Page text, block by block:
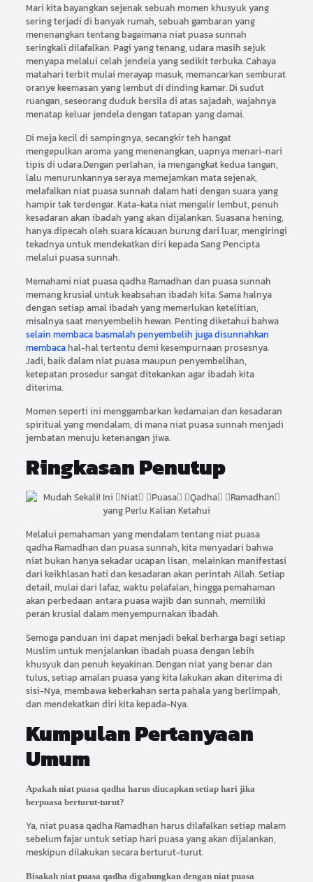
Mari kita bayangkan sejenak sebuah momen khusyuk yang
sering terjadi di banyak rumah, sebuah gambaran yang
menenangkan tentang bagaimana niat puasa sunnah
seringkali dilafalkan. Pagi yang tenang, udara masih sejuk
menyapa melalui celah jendela yang sedikit terbuka. Cahaya
matahari terbit mulai merayap masuk, memancarkan semburat
oranye keemasan yang lembut di dinding kamar. Di sudut
ruangan, seseorang duduk bersila di atas sajadah, wajahnya
menatap keluar jendela dengan tatapan yang damai.
Di meja kecil di sampingnya, secangkir teh hangat
mengepulkan aroma yang menenangkan, uapnya menari-nari
tipis di udara.Dengan perlahan, ia mengangkat kedua tangan,
lalu menurunkannya seraya memejamkan mata sejenak,
melafalkan niat puasa sunnah dalam hati dengan suara yang
hampir tak terdengar. Kata-kata niat mengalir lembut, penuh
kesadaran akan ibadah yang akan dijalankan. Suasana hening,
hanya dipecah oleh suara kicauan burung dari luar, mengiringi
tekadnya untuk mendekatkan diri kepada Sang Pencipta
melalui puasa sunnah.
Memahami niat puasa qadha Ramadhan dan puasa sunnah
memang krusial untuk keabsahan ibadah kita. Sama halnya
dengan setiap amal ibadah yang memerlukan ketelitian,
misalnya saat menyembelih hewan. Penting diketahui bahwa
selain membaca basmalah penyembelih juga disunnahkan
membacahal-hal tertentu demi kesempurnaan prosesnya.
Jadi, baik dalam niat puasa maupun penyembelihan,
ketepatan prosedur sangat ditekankan agar ibadah kita
diterima.
Momen seperti ini menggambarkan kedamaian dan kesadaran
spiritual yang mendalam, di mana niat puasa sunnah menjadi
jembatan menuju ketenangan jiwa.
Ringkasan Penutup
Melalui pemahaman yang mendalam tentang niat puasa
qadha Ramadhan dan puasa sunnah, kita menyadari bahwa
niat bukan hanya sekadar ucapan lisan, melainkan manifestasi
dari keikhlasan hati dan kesadaran akan perintah Allah. Setiap
detail, mulai dari lafaz, waktu pelafalan, hingga pemahaman
akan perbedaan antara puasa wajib dan sunnah, memiliki
peran krusial dalam menyempurnakan ibadah.
Semoga panduan ini dapat menjadi bekal berharga bagi setiap
Muslim untuk menjalankan ibadah puasa dengan lebih
khusyuk dan penuh keyakinan. Dengan niat yang benar dan
tulus, setiap amalan puasa yang kita lakukan akan diterima di
sisi-Nya, membawa keberkahan serta pahala yang berlimpah,
dan mendekatkan diri kita kepada-Nya.
Kumpulan Pertanyaan
Umum
Apakah niat puasa qadha harus diucapkan setiap hari jika
berpuasa berturut-turut?
Ya, niat puasa qadha Ramadhan harus dilafalkan setiap malam
sebelum fajar untuk setiap hari puasa yang akan dijalankan,
meskipun dilakukan secara berturut-turut.
Bisakah niat puasa qadha digabungkan dengan niat puasa